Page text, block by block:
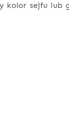
kolor sejfu lub